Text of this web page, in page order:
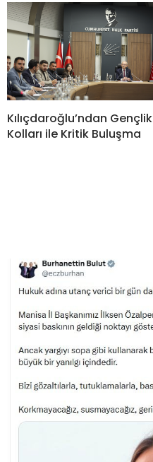
Kılıçdaroğlu’ndan Gençlik
Kolları ile Kritik Buluşma